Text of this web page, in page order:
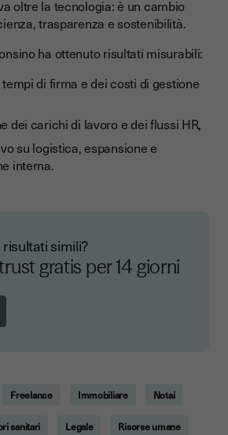
oltre la tecnologia: è un cambio
trasparenza e sostenibilità.
ha ottenuto risultati misurabili:
di firma e dei costi di gestione
dei carichi di lavoro e dei flussi HR,
su logistica, espansione e
interna.
simili?
gratis per 14 giorni
Freelance Immobiliare Notai
sanitari Legale Risorse umane